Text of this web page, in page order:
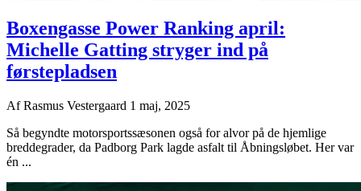
Boxengasse Power Ranking april:
Michelle Gatting stryger ind på
førstepladsen
AfRasmus Vestergaard 1 maj, 2025
Så begyndte motorsportssæsonen også for alvor på de hjemlige
breddegrader, da Padborg Park lagde asfalt til Åbningsløbet. Her var
én ...